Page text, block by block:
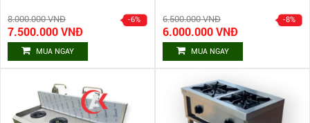
8.000.000 VNĐ
7.500.000 VNĐ
MUA NGAY
6.500.000 VNĐ
6.000.000 VNĐ
MUA NGAY